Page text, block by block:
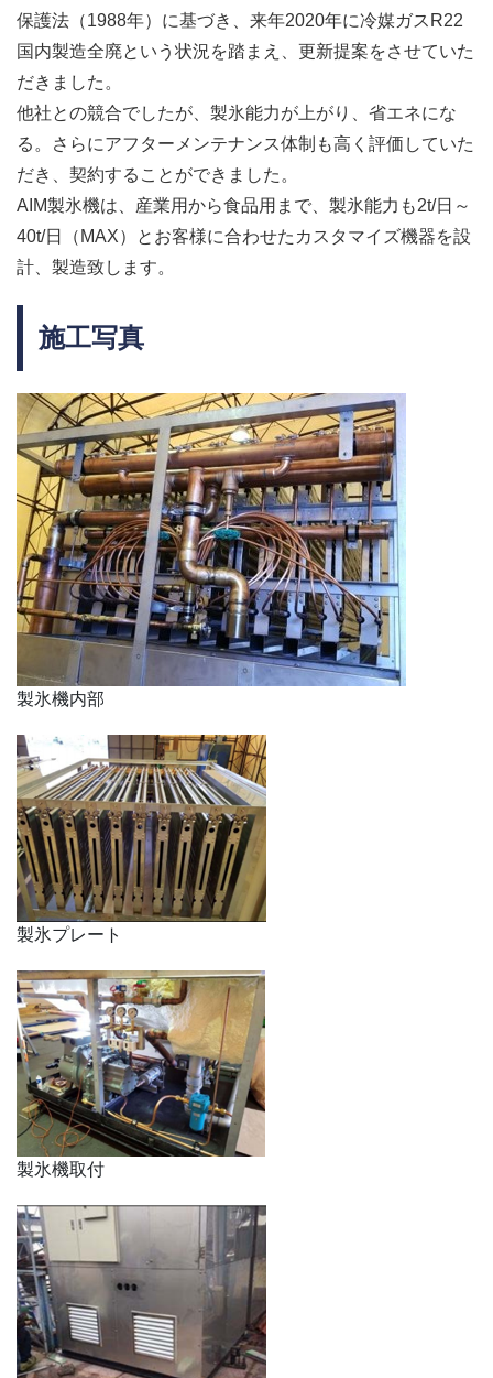
保護法（1988年）に基づき、来年2020年に冷媒ガスR22
国内製造全廃という状況を踏まえ、更新提案をさせていた
だきました。
他社との競合でしたが、製氷能力が上がり、省エネにな
る。さらにアフターメンテナンス体制も高く評価していた
だき、契約することができました。
AIM製氷機は、産業用から食品用まで、製氷能力も2t/日～
40t/日（MAX）とお客様に合わせたカスタマイズ機器を設
計、製造致します。
施工写真
製氷機内部
製氷プレート
製氷機取付